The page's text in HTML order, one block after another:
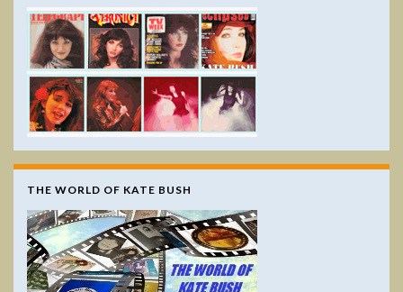
THE WORLD OF KATE BUSH